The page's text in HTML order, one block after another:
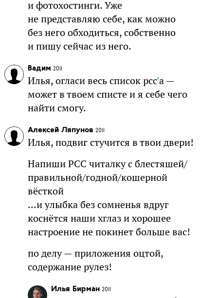
и фотохостинги. Уже
не представляю себе, как можно
без него обходиться, собственно
и пишу сейчас из него.
Вадим 2011
Илья, огласи весь список рсс′а —
может в твоем списте и я себе чего
найти смогу.
Алексей Ляпунов 2011
Илья, подвиг стучится в твои двери!
Напиши РСС читалку с блестяшей/
правильной/годной/кошерной
вёсткой
...и улыбка без сомненья вдруг
коснётся наши хглаз и хорошее
настроение не покинет больше вас!
по делу — приложения оцтой,
содержание рулез!
Илья Бирман 2011